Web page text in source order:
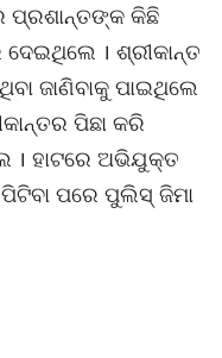
ପ୍ରଶାନ୍ତଙ୍କ କିଛି
। ଶ୍ରୀକାନ୍ତ
ଜାଣିବାକୁ ପାଇଥିଲେ
ପିଛା କରି
। ହାଟରେ ଅଭିଯୁକ୍ତ
ପରେ ପୁଲିସ୍ ଜିମା